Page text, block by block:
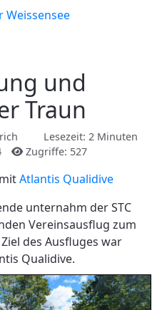
Weissensee
und
Traun
Lesezeit: 2 Minuten
Zugriffe: 527
Atlantis Qualidive
unternahm der STC
Vereinsausflug zum
des Ausfluges war
Qualidive.